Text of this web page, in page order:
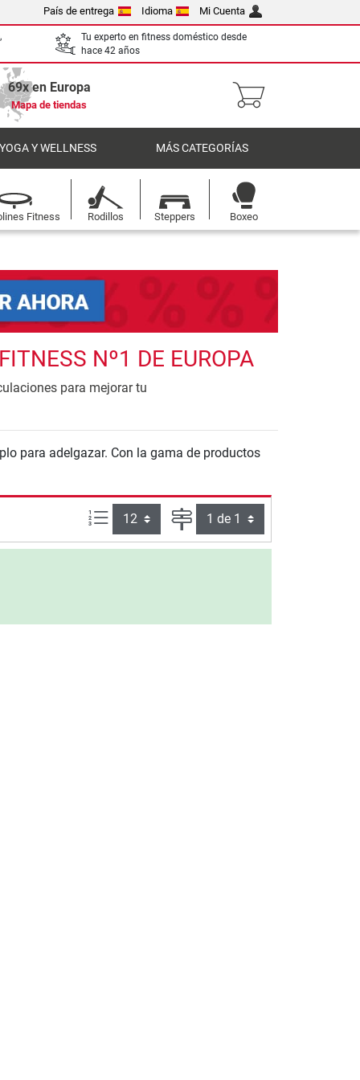
País de entrega Idioma Mi Cuenta
Tu experto en fitness doméstico desde
hace 42 años
69x en Europa
Mapa de tiendas
Y WELLNESS MÁS CATEGORÍAS
Fitness Rodillos Steppers Boxeo
Nº1 DE EUROPA
para mejorar tu
para adelgazar. Con la gama de productos
Artículos por página:
Página